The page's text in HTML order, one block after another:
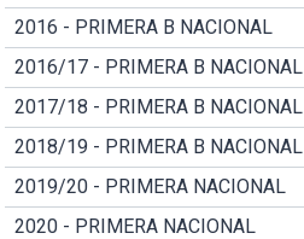
2016 - PRIMERA B NACIONAL
2016/17 - PRIMERA B NACIONAL
2017/18 - PRIMERA B NACIONAL
2018/19 - PRIMERA B NACIONAL
2019/20 - PRIMERA NACIONAL
2020 - PRIMERA NACIONAL